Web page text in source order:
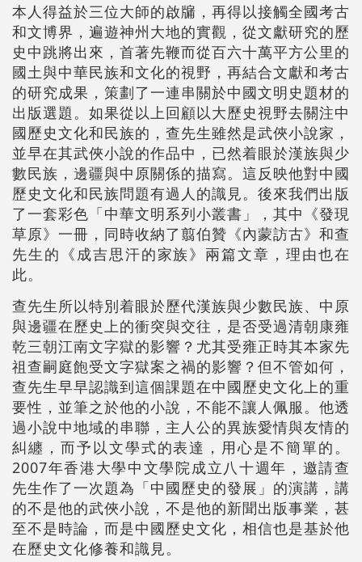
本人得益於三位大師的啟牖，再得以接觸全國考古
和文博界，遍遊神州大地的實觀，從文獻研究的歷
史中跳將出來，首著先鞭而從百六十萬平方公里的
國土與中華民族和文化的視野，再結合文獻和考古
的研究成果，策劃了一連串關於中國文明史題材的
出版選題。如果從以上回顧以大歷史視野去關注中
國歷史文化和民族的，查先生雖然是武俠小說家，
並早在其武俠小說的作品中，已然着眼於漢族與少
數民族，邊疆與中原關係的描寫。這反映他對中國
歷史文化和民族問題有過人的識見。後來我們出版
了一套彩色「中華文明系列小叢書」，其中《發現
草原》一冊，同時收納了翦伯贊《內蒙訪古》和查
先生的《成吉思汗的家族》兩篇文章，理由也在
此。
查先生所以特別着眼於歷代漢族與少數民族、中原
與邊疆在歷史上的衝突與交往，是否受過清朝康雍
乾三朝江南文字獄的影響？尤其受雍正時其本家先
祖查嗣庭飽受文字獄案之禍的影響？但不管如何，
查先生早早認識到這個課題在中國歷史文化上的重
要性，並筆之於他的小說，不能不讓人佩服。他透
過小說中地域的串聯，主人公的異族愛情與友情的
糾纏，而予以文學式的表達，用心是不簡單的。
2007年香港大學中文學院成立八十週年，邀請查
先生作了一次題為「中國歷史的發展」的演講，講
的不是他的武俠小說，不是他的新聞出版事業，甚
至不是時論，而是中國歷史文化，相信也是基於他
在歷史文化修養和識見。